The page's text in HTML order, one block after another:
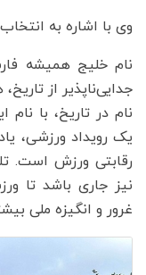
وی با اشاره به
نام خلیج همیشه
جدایی‌ناپذیر از
نام در تاریخ، با
یک رویداد ورزشی،
رقابتی ورزش است.
نیز جاری باشد تا
غرور و انگیزه ملی